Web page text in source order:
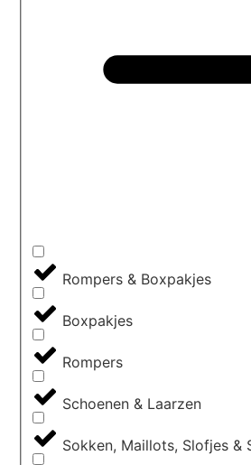
Rompers & Boxpakjes
Boxpakjes
Rompers
Schoenen & Laarzen
Sokken, Maillots, Slofjes &